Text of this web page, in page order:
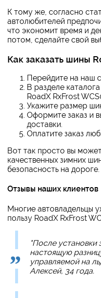
К тому же, согласно
автолюбителей
что экономит время и
потом, сделайте свой
Как заказать шины
Перейдите на наш
В разделе
RoadX RxFrost
Укажите размер
Оформите заказ и
доставки.
Оплатите заказ
Вот так просто вы
качественных зимних
безопасность на дороге.
Отзывы наших клиентов
Многие автовладельцы
пользу RoadX RxFrost
"После установки
настоящую
управляемой на
Алексей, 34 года.